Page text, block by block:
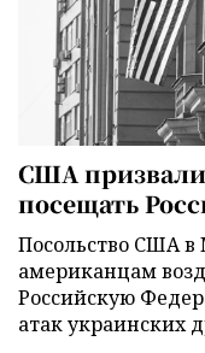
США
посещать
Посольство США в
американцам
Российскую
атак украинских